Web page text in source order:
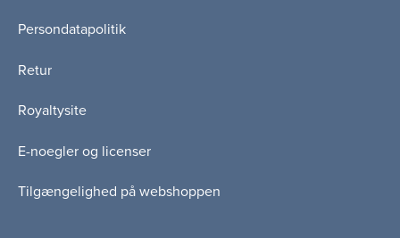
Persondatapolitik
Retur
Royaltysite
E-noegler og licenser
Tilgængelighed på webshoppen